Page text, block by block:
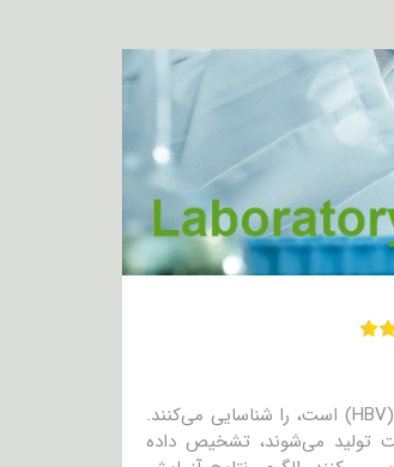
آزمایشات هپاتیت B مواد شیمیایی که نشان‌دهنده‌ی عفونت جاری یا قبلی با ویروس هپاتیت B یا (HBV) است، را شناسایی می‌کنند.
تولید می‌شوند، تشخیص داده